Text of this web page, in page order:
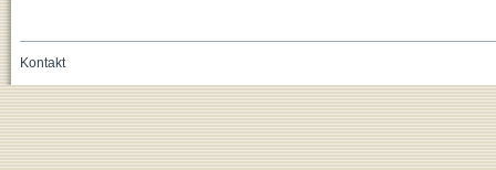
Kontakt